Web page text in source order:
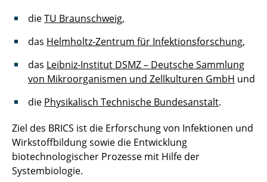
dieTU Braunschweig,
das Helmholtz-Zentrum für Infektionsforschung,
das Leibniz-Institut DSMZ – Deutsche Sammlung
von Mikroorganismen und Zellkulturen GmbH und
die Physikalisch Technische Bundesanstalt.
Ziel des BRICS ist die Erforschung von Infektionen und
Wirkstoffbildung sowie die Entwicklung
biotechnologischer Prozesse mit Hilfe der
Systembiologie.